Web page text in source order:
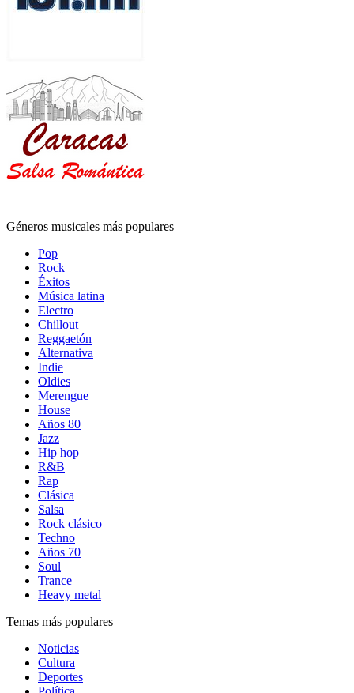
Géneros musicales más populares
Pop
Rock
Éxitos
Música latina
Electro
Chillout
Reggaetón
Alternativa
Indie
Oldies
Merengue
House
Años 80
Jazz
Hip hop
R&B
Rap
Clásica
Salsa
Rock clásico
Techno
Años 70
Soul
Trance
Heavy metal
Temas más populares
Noticias
Cultura
Deportes